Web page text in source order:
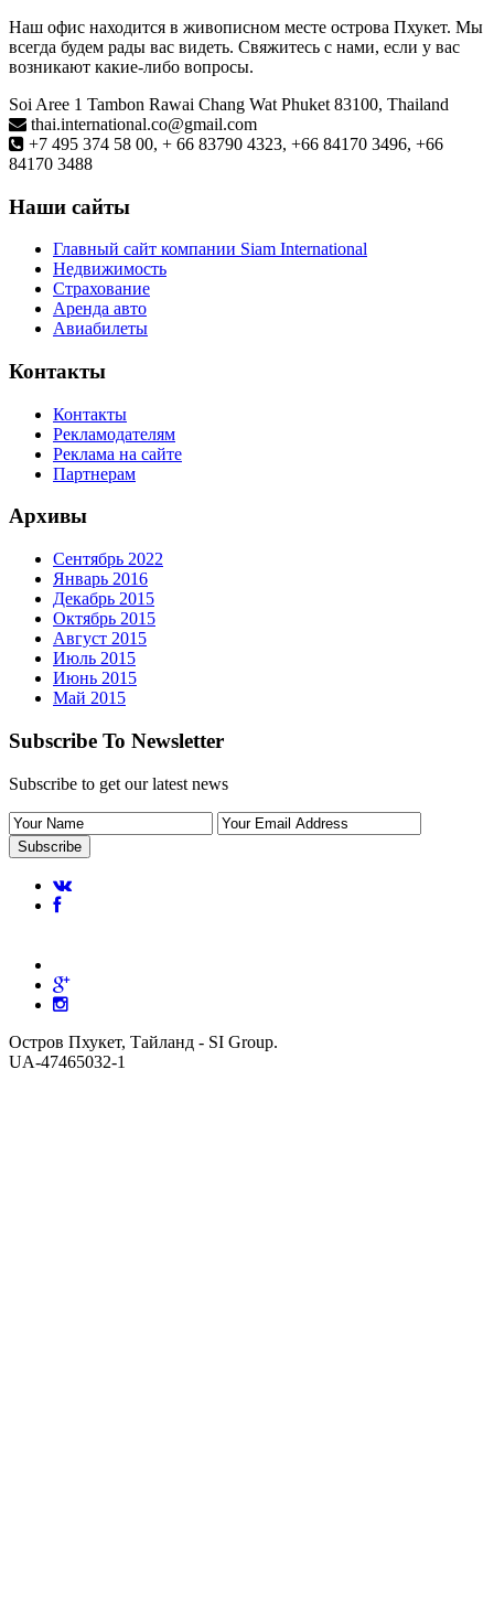
Наш офис находится в живописном месте острова Пхукет. Мы
всегда будем рады вас видеть. Свяжитесь с нами, если у вас
возникают какие-либо вопросы.
Soi Aree 1 Tambon Rawai Chang Wat Phuket 83100, Thailand
thai.international.co@gmail.com
+7 495 374 58 00, + 66 83790 4323, +66 84170 3496, +66
84170 3488
Наши сайты
Главный сайт компании Siam International
Недвижимость
Страхование
Аренда авто
Авиабилеты
Контакты
Контакты
Рекламодателям
Реклама на сайте
Партнерам
Архивы
Сентябрь 2022
Январь 2016
Декабрь 2015
Октябрь 2015
Август 2015
Июль 2015
Июнь 2015
Май 2015
Subscribe To Newsletter
Subscribe to get our latest news
Остров Пхукет, Тайланд - SI Group.
UA-47465032-1